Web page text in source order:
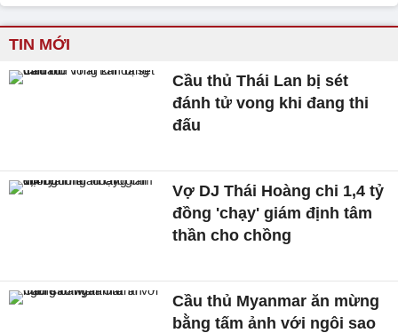
TIN MỚI
Cầu thủ Thái Lan bị sét
đánh tử vong khi đang thi
đấu
Vợ DJ Thái Hoàng chi 1,4 tỷ
đồng 'chạy' giám định tâm
thần cho chồng
Cầu thủ Myanmar ăn mừng
bằng tấm ảnh với ngôi sao